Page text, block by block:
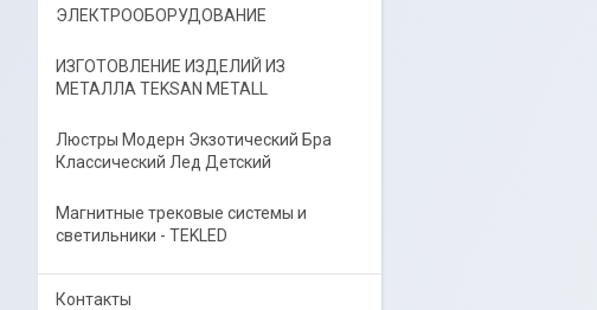
ЭЛЕКТРООБОРУДОВАНИЕ
ИЗГОТОВЛЕНИЕ ИЗДЕЛИЙ ИЗ
МЕТАЛЛА TEKSAN METALL
Люстры Модерн Экзотический Бра
Классический Лед Детский
Магнитные трековые системы и
светильники - TEKLED
Контакты